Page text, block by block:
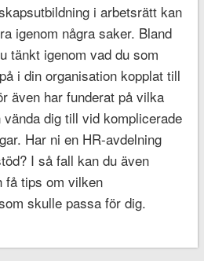
i arbetsrätt kan
igenom några saker. Bland
tänkt igenom vad du som
i din organisation kopplat till
även har funderat på vilka
dig till vid komplicerade
Har ni en HR-avdelning
I så fall kan du även
få tips om vilken
skulle passa för dig.